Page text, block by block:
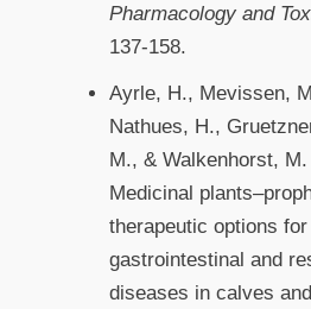
Pharmacology and
137-158.
Ayrle, H., Mevissen,
Nathues, H.,
M., & Walkenhorst,
Medicinal
therapeutic options for
gastrointestinal and
diseases in calves